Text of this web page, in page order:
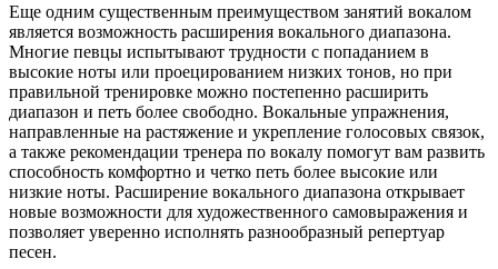
Еще одним существенным преимуществом занятий вокалом
является возможность расширения вокального диапазона.
Многие певцы испытывают трудности с попаданием в
высокие ноты или проецированием низких тонов, но при
правильной тренировке можно постепенно расширить
диапазон и петь более свободно. Вокальные упражнения,
направленные на растяжение и укрепление голосовых связок,
а также рекомендации тренера по вокалу помогут вам развить
способность комфортно и четко петь более высокие или
низкие ноты. Расширение вокального диапазона открывает
новые возможности для художественного самовыражения и
позволяет уверенно исполнять разнообразный репертуар
песен.